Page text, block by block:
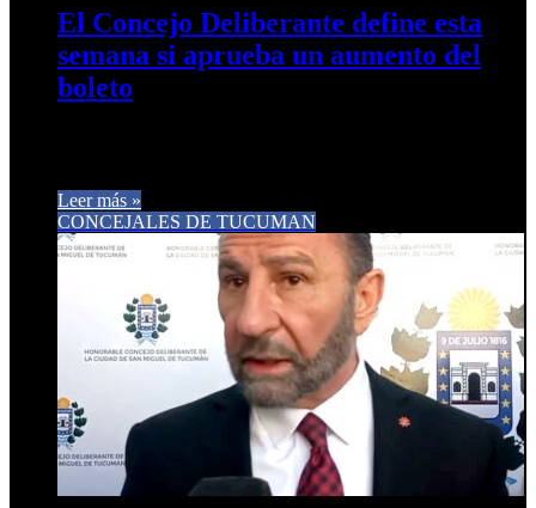
El Concejo Deliberante define esta
semana si aprueba un aumento del
boleto
Leer más »
CONCEJALES DE TUCUMAN